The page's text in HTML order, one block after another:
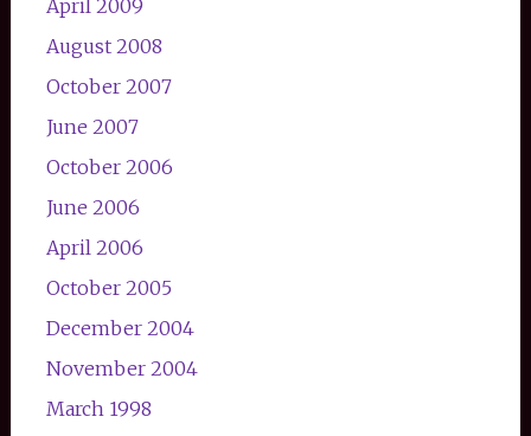
April 2009
August 2008
October 2007
June 2007
October 2006
June 2006
April 2006
October 2005
December 2004
November 2004
March 1998